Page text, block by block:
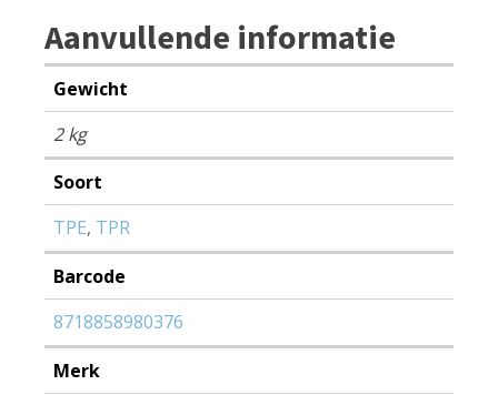
Aanvullende informatie
Gewicht
2 kg
Soort
TPE, TPR
Barcode
8718858980376
Merk